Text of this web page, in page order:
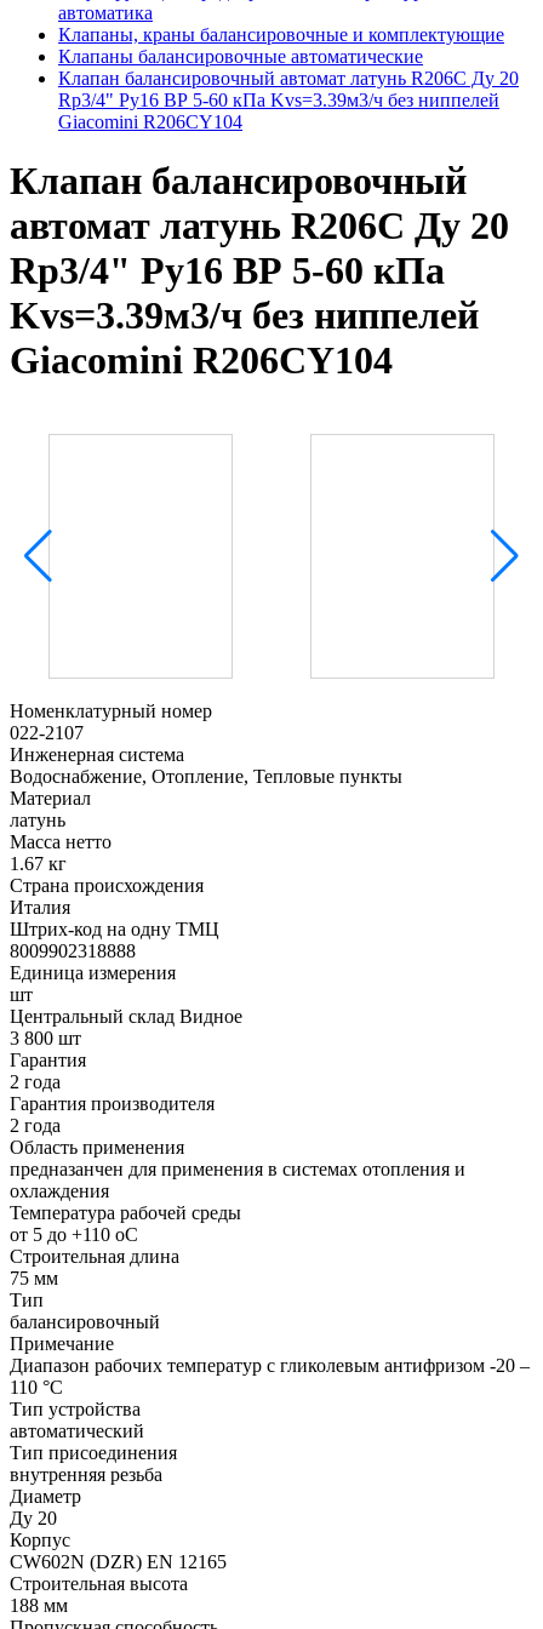
автоматика
Клапаны, краны балансировочные и комплектующие
Клапаны балансировочные автоматические
Клапан балансировочный автомат латунь R206C Ду 20
Rp3/4" Ру16 ВР 5-60 кПа Kvs=3.39м3/ч без ниппелей
Giacomini R206CY104
Клапан балансировочный
автомат латунь R206C Ду 20
Rp3/4" Ру16 ВР 5-60 кПа
Kvs=3.39м3/ч без ниппелей
Giacomini R206CY104
Номенклатурный номер
022-2107
Инженерная система
Водоснабжение, Отопление, Тепловые пункты
Материал
латунь
Масса нетто
1.67 кг
Страна происхождения
Италия
Штрих-код на одну ТМЦ
8009902318888
Единица измерения
шт
Центральный склад Видное
3 800 шт
Гарантия
2 года
Гарантия производителя
2 года
Область применения
предназанчен для применения в системах отопления и
охлаждения
Температура рабочей среды
от 5 до +110 oC
Строительная длина
75 мм
Тип
балансировочный
Примечание
Диапазон рабочих температур с гликолевым антифризом -20 –
110 °C
Тип устройства
автоматический
Тип присоединения
внутренняя резьба
Диаметр
Ду 20
Корпус
CW602N (DZR) EN 12165
Строительная высота
188 мм